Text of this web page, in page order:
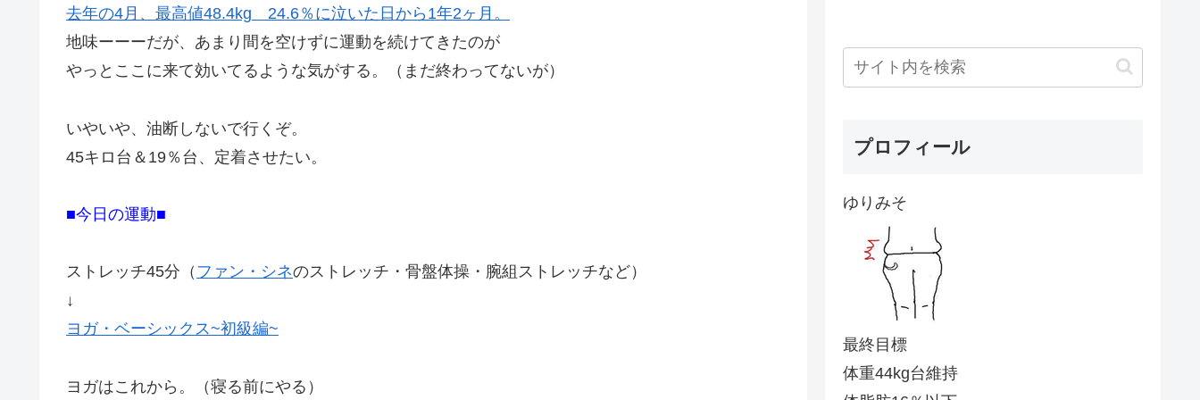
去年の4月、最高値48.4kg 24.6％に泣いた日から1年2ヶ月。
地味ーーーだが、あまり間を空けずに運動を続けてきたのが
やっとここに来て効いてるような気がする。（まだ終わってないが）
いやいや、油断しないで行くぞ。
45キロ台＆19％台、定着させたい。
■今日の運動■
ストレッチ45分（ ファン・シネのストレッチ・骨盤体操・腕組ストレッチなど）
↓
ヨガ・ベーシックス~初級編~
ヨガはこれから。（寝る前にやる）
プロフィール
ゆりみそ
最終目標
体重44kg台維持